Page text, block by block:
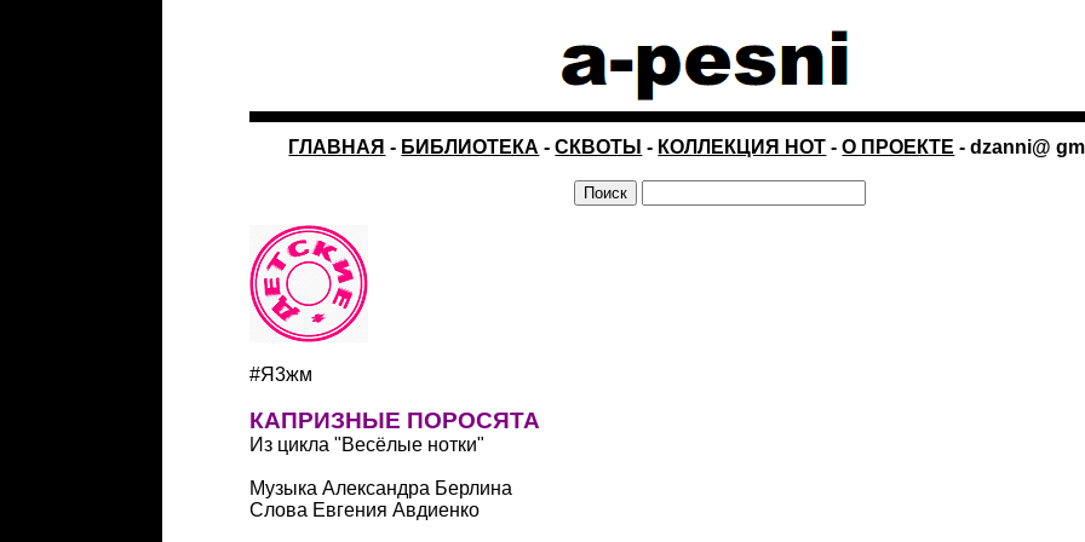
ГЛАВНАЯ - БИБЛИОТЕКА -СКВОТЫ - КОЛЛЕКЦИЯ НОТ -О ПРОЕКТЕ - dzanni@
#Я3жм
КАПРИЗНЫЕ ПОРОСЯТА
Из цикла "Весёлые нотки"
Музыка Александра Берлина
Слова Евгения Авдиенко